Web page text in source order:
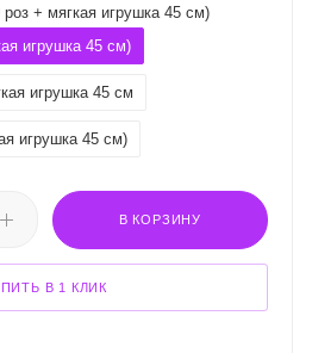
+ мягкая игрушка 45 см)
игрушка 45 см)
игрушка 45 см
игрушка 45 см)
В КОРЗИНУ
В 1 КЛИК